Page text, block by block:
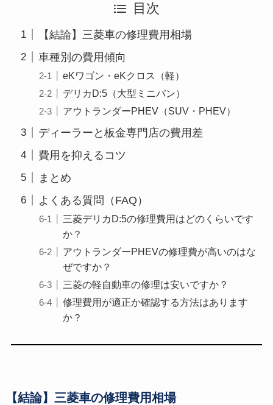
目次
【結論】三菱車の修理費用相場
車種別の費用傾向
eKワゴン・eKクロス（軽）
デリカD:5（大型ミニバン）
アウトランダーPHEV（SUV・PHEV）
ディーラーと板金専門店の費用差
費用を抑えるコツ
まとめ
よくある質問（FAQ）
三菱デリカD:5の修理費用はどのくらいです
か？
アウトランダーPHEVの修理費が高いのはな
ぜですか？
三菱の軽自動車の修理は安いですか？
修理費用が適正か確認する方法はあります
か？
【結論】三菱車の修理費用相場